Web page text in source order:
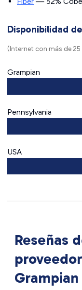
Disponibilidad
(Internet con más de 25
Grampian
Pennsylvania
USA
Reseñas
Grampian